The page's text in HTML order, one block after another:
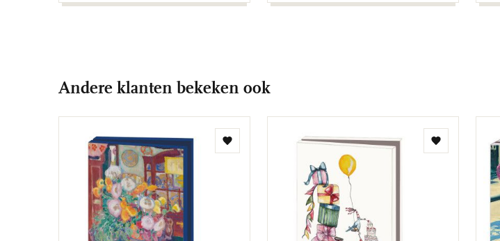
Andere klanten bekeken ook
Toevoegen
Toevoegen